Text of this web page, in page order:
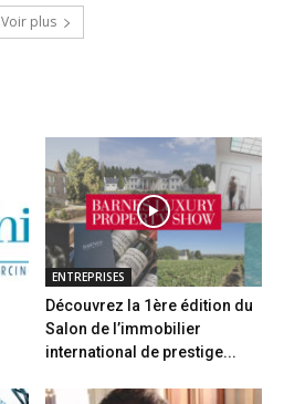
Voir plus
ENTREPRISES
Découvrez la 1ère édition du
Salon de l’immobilier
international de prestige...